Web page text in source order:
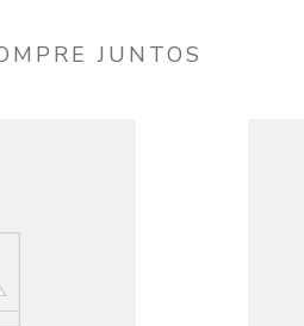
JUNTOS